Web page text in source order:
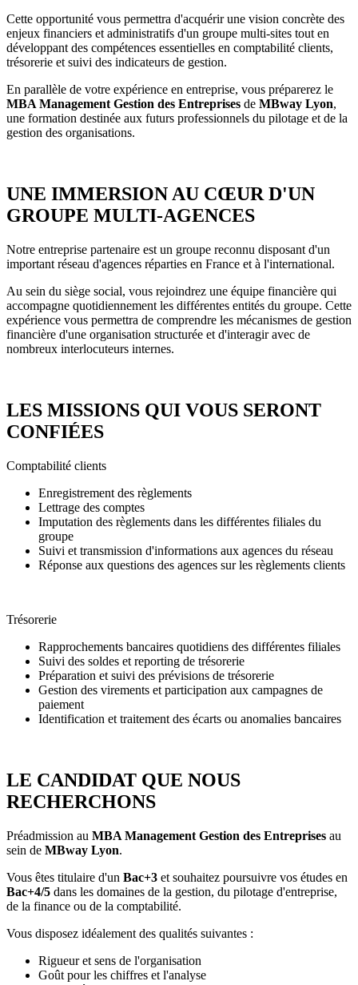
Cette opportunité vous permettra d'acquérir une vision concrète des
enjeux financiers et administratifs d'un groupe multi-sites tout en
développant des compétences essentielles en comptabilité clients,
trésorerie et suivi des indicateurs de gestion.
En parallèle de votre expérience en entreprise, vous préparerez le
MBA Management Gestion des Entreprises de MBway Lyon,
une formation destinée aux futurs professionnels du pilotage et de la
gestion des organisations.
UNE IMMERSION AU CŒUR D'UN
GROUPE MULTI-AGENCES
Notre entreprise partenaire est un groupe reconnu disposant d'un
important réseau d'agences réparties en France et à l'international.
Au sein du siège social, vous rejoindrez une équipe financière qui
accompagne quotidiennement les différentes entités du groupe. Cette
expérience vous permettra de comprendre les mécanismes de gestion
financière d'une organisation structurée et d'interagir avec de
nombreux interlocuteurs internes.
LES MISSIONS QUI VOUS SERONT
CONFIÉES
Comptabilité clients
Enregistrement des règlements
Lettrage des comptes
Imputation des règlements dans les différentes filiales du
groupe
Suivi et transmission d'informations aux agences du réseau
Réponse aux questions des agences sur les règlements clients
Trésorerie
Rapprochements bancaires quotidiens des différentes filiales
Suivi des soldes et reporting de trésorerie
Préparation et suivi des prévisions de trésorerie
Gestion des virements et participation aux campagnes de
paiement
Identification et traitement des écarts ou anomalies bancaires
LE CANDIDAT QUE NOUS
RECHERCHONS
Préadmission au MBA Management Gestion des Entreprises au
sein de MBway Lyon.
Vous êtes titulaire d'un Bac+3 et souhaitez poursuivre vos études en
Bac+4/5 dans les domaines de la gestion, du pilotage d'entreprise,
de la finance ou de la comptabilité.
Vous disposez idéalement des qualités suivantes :
Rigueur et sens de l'organisation
Goût pour les chiffres et l'analyse